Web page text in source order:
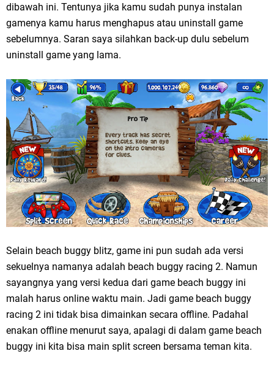
dibawah ini. Tentunya jika kamu sudah punya instalan
gamenya kamu harus menghapus atau uninstall game
sebelumnya. Saran saya silahkan back-up dulu sebelum
uninstall game yang lama.
Selain beach buggy blitz, game ini pun sudah ada versi
sekuelnya namanya adalah beach buggy racing 2. Namun
sayangnya yang versi kedua dari game beach buggy ini
malah harus online waktu main. Jadi game beach buggy
racing 2 ini tidak bisa dimainkan secara offline. Padahal
enakan offline menurut saya, apalagi di dalam game beach
buggy ini kita bisa main split screen bersama teman kita.